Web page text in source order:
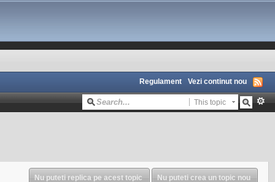
Regulament Vezi continut nou
This topic
Nu puteti crea un topic nou
Nu puteti replica pe acest topic